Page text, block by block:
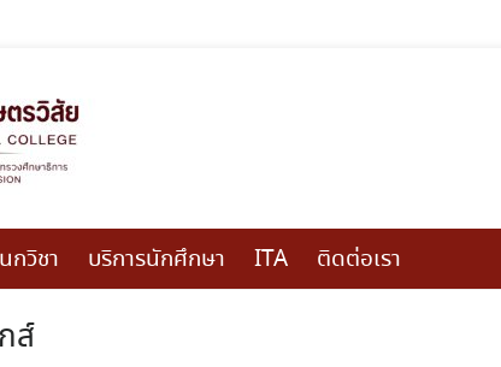
กวิชา บริการนักศึกษา ITA ติดต่อเรา
ส์